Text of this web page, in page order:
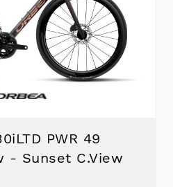
PWR 49
- Sunset C.View